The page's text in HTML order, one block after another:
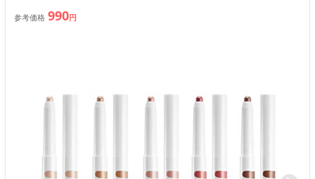
参考価格 990円